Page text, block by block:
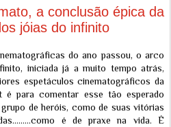
a conclusão épica da
jóias do infinito
do ano passou, o arco
iniciada já a muito tempo atrás,
espetáculos cinematográficos da
é para comentar esse tão esperado
de heróis, como de suas vitórias
é de praxe na vida. É